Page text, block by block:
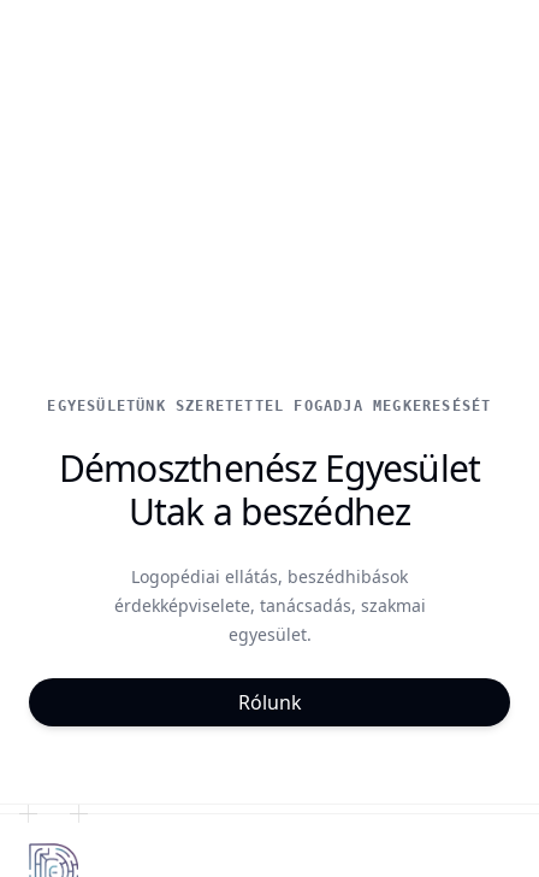
EGYESÜLETÜNK SZERETETTEL FOGADJA MEGKERESÉSÉT
Démoszthenész Egyesület
Utak a beszédhez
Logopédiai ellátás, beszédhibások
érdekképviselete, tanácsadás, szakmai
egyesület.
Rólunk